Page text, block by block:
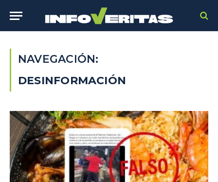
NAVEGACIÓN:
DESINFORMACIÓN